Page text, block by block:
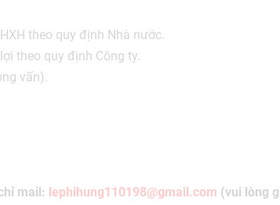
theo quy định Nhà nước.
theo quy định Công ty.
vấn).
mail: lephihung110198@gmail.com (vui lòng